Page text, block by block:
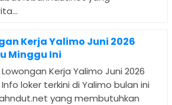
Kerja Yalimo Juni 2026
Minggu Ini
Kerja Yalimo Juni 2026
loker terkini di Yalimo bulan ini
yang membutuhkan